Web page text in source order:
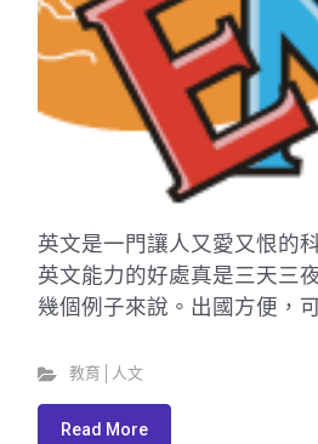
英文是一門讓人又愛又恨的
英文能力的好處真是三天三
幾個例子來說。出國方便，
教育│人文
Read More